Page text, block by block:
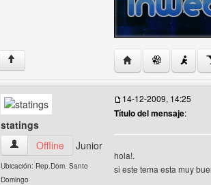
↑ Visitar sitio web del
statings
statings Ver perfil del usuario
Offline Junior
Ubicación: Rep.Dom. Santo
Domingo
14-12-2009, 14:25
Título del mensaje:
hola!.
si este tema esta muy